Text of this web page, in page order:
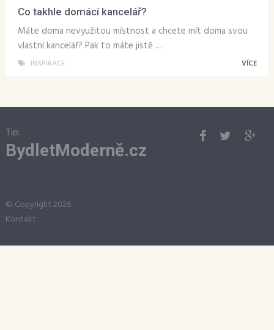
Co takhle domácí kancelář?
Máte doma nevyužitou místnost a chcete mít doma svou
vlastní kancelář? Pak to máte jistě …
INSPIRACE VÍCE
Tip:
BydletModerně.cz
© Copyright 2026.
Kontakt